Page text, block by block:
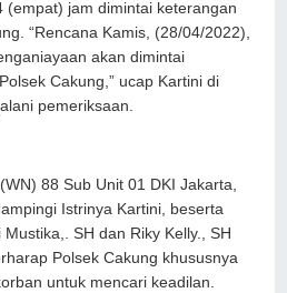
(empat) jam dimintai keterangan
“Rencana Kamis, (28/04/2022),
akan dimintai
Cakung,” ucap Kartini di
pemeriksaan.
88 Sub Unit 01 DKI Jakarta,
Istrinya Kartini, beserta
SH dan Riky Kelly., SH
Polsek Cakung khususnya
untuk mencari keadilan.